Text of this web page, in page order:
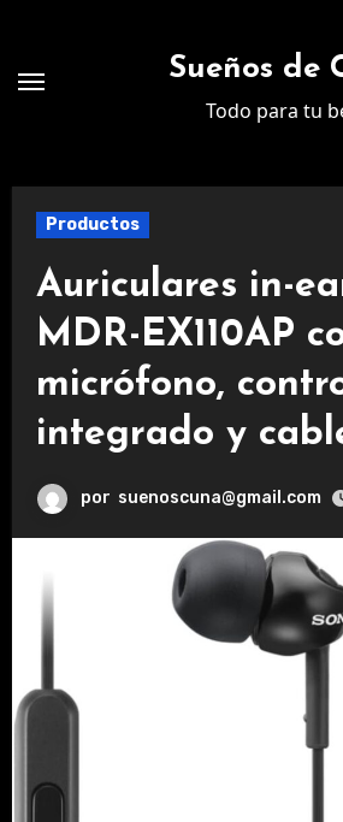
contenido
Sueños de
Todo para tu
Productos
Auriculares in-
MDR-EX110AP
micrófono,
integrado y
por suenoscuna@gmail.com